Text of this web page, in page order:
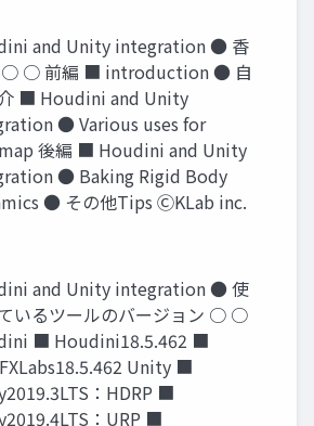
and Unity integration ● 香
○ ○ 前編 ■ introduction ● 自
■ Houdini and Unity
● Various uses for
後編 ■ Houdini and Unity
● Baking Rigid Body
● その他Tips ⒸKLab inc.
and Unity integration ● 使
いるツールのバージョン ○ ○
■ Houdini18.5.462 ■
Unity ■
：HDRP ■
：URP ■